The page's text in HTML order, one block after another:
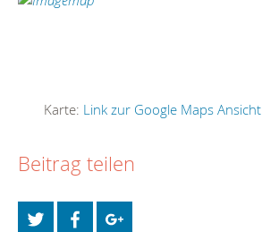
Karte: Link zur Google Maps Ansicht
Beitrag teilen